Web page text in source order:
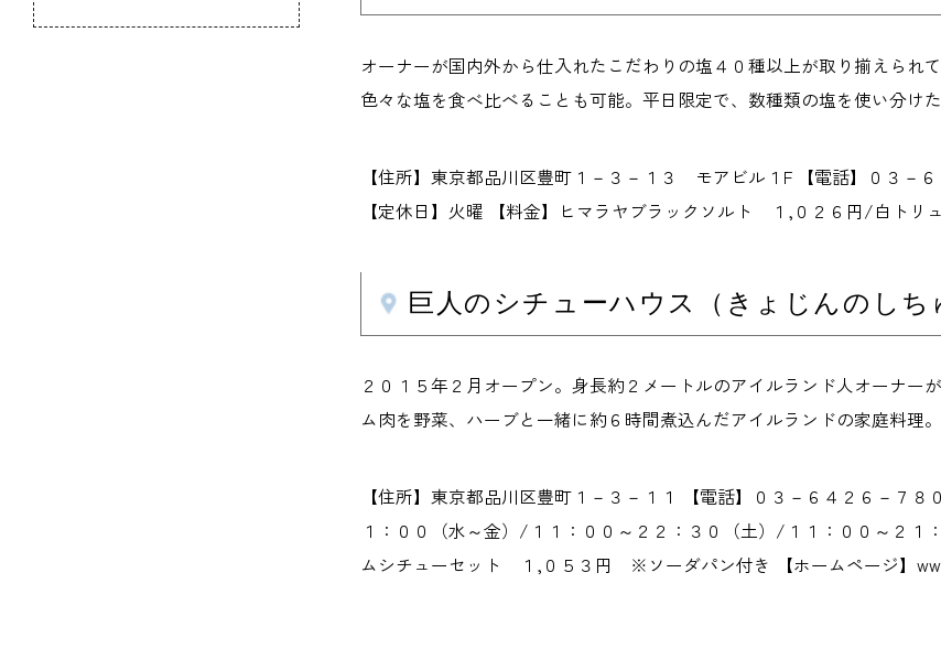
オーナーが国内外から仕入れたこだわりの塩４０種以上が取り揃えられ
色々な塩を食べ比べることも可能。平日限定で、数種類の塩を使い分け
【住所】東京都品川区豊町１－３－１３ モアビル１F 【電話】０３－
【定休日】火曜 【料金】ヒマラヤブラックソルト １,０２６円/白ト
巨人のシチューハウス（きょじんのしち
２０１５年２月オープン。身長約２メートルのアイルランド人オーナー
ム肉を野菜、ハーブと一緒に約６時間煮込んだアイルランドの家庭料理。
【住所】東京都品川区豊町１－３－１１ 【電話】０３－６４２６－７
１：００（水～金）/１１：００～２２：３０（土）/１１：００～２１
ムシチューセット １,０５３円 ※ソーダパン付き 【ホームページ】